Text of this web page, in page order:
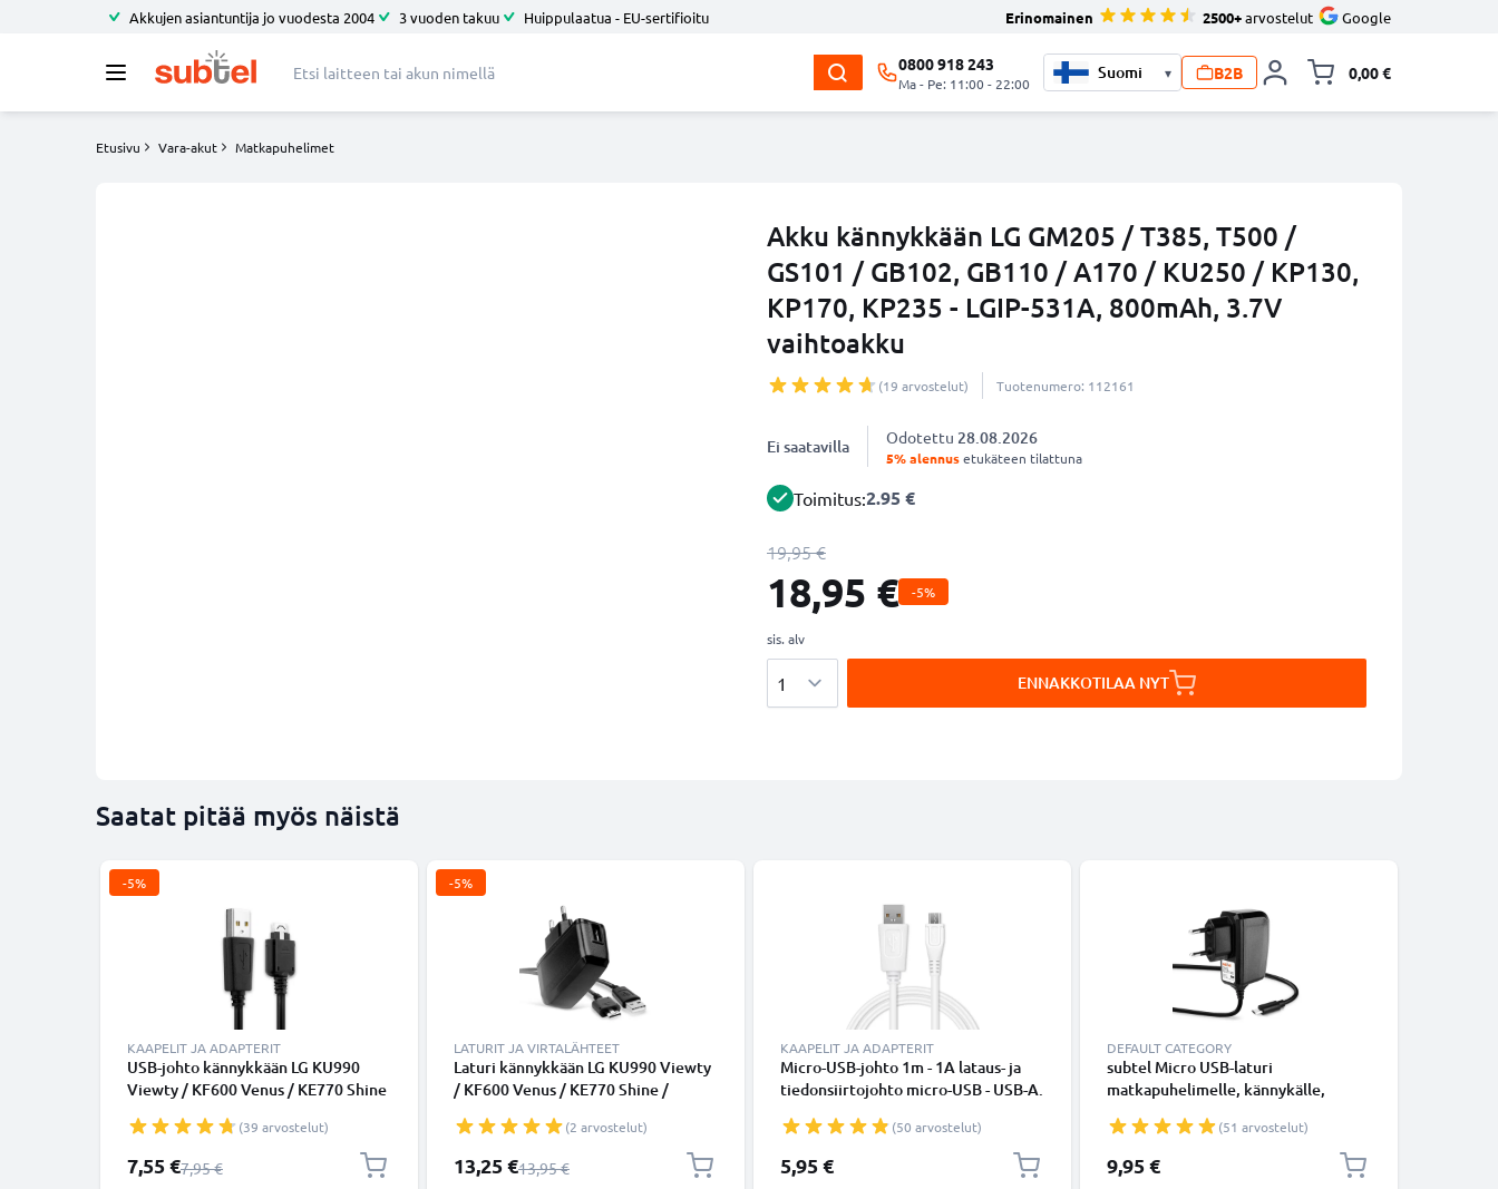
Akkujen asiantuntija jo vuodesta 2004 3 vuoden takuu Huippulaatua - EU-sertifioitu Erinomainen 2500+arvostelut Google
0800 918 243
Ma - Pe: 11:00 - 22:00
▾ B2B 0,00 €
Etusivu Vara-akut Matkapuhelimet
Akku kännykkään LG GM205 / T385, T500 /
GS101 / GB102, GB110 / A170 / KU250 / KP130,
KP170, KP235 - LGIP-531A, 800mAh, 3.7V
vaihtoakku
(19 arvostelut) Tuotenumero: 112161
Ei saatavilla Odotettu 28.08.2026
5% alennusetukäteen tilattuna
Toimitus:2.95 €
19,95 €
18,95 € -5%
sis. alv
ENNAKKOTILAA NYT
Saatat pitää myös näistä
-5%
KAAPELIT JA ADAPTERIT
USB-johto kännykkään LG KU990
Viewty / KF600 Venus / KE770 Shine
KG320s - 18 Pin Connector, , 1m
latausjohto. Musta datakaapeli
(39 arvostelut)
Erikoishinta
7,55 €Normaali hinta
7,95 €
-5%
LATURIT JA VIRTALÄHTEET
Laturi kännykkään LG KU990 Viewty
/ KF600 Venus / KE770 Shine /
KG320s - 5W, 1A / 1000mA, 1m
latausjohto, laturi + USB Kaapeli
(2 arvostelut)
Erikoishinta
13,25 €Normaali hinta
13,95 €
KAAPELIT JA ADAPTERIT
Micro-USB-johto 1m - 1A lataus- ja
tiedonsiirtojohto micro-USB - USB-A.
(50 arvostelut)
5,95 €
DEFAULT CATEGORY
subtel Micro USB-laturi
matkapuhelimelle, kännykälle,
kaiuttimelle tai GPS-latauskaapelille
- 1A / 1000mA, 1.1m
(51 arvostelut)
9,95 €